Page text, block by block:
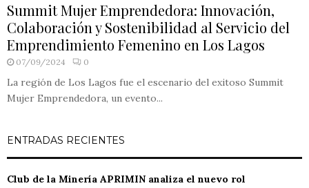
Summit Mujer Emprendedora: Innovación,
Colaboración y Sostenibilidad al Servicio del
Emprendimiento Femenino en Los Lagos
07/09/2024 0
La región de Los Lagos fue el escenario del exitoso Summit
Mujer Emprendedora, un evento...
ENTRADAS RECIENTES
Club de la Minería APRIMIN analiza el nuevo rol